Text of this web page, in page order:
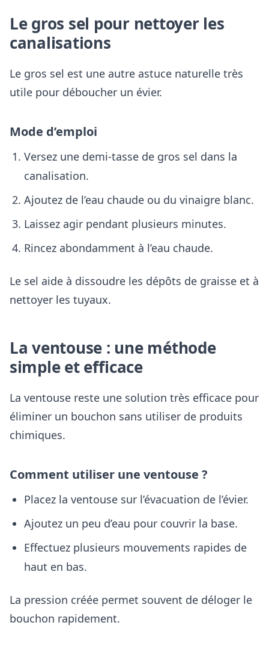
Le gros sel pour nettoyer les
canalisations
Le gros sel est une autre astuce naturelle très
utile pour déboucher un évier.
Mode d’emploi
Versez une demi-tasse de gros sel dans la
canalisation.
Ajoutez de l’eau chaude ou du vinaigre blanc.
Laissez agir pendant plusieurs minutes.
Rincez abondamment à l’eau chaude.
Le sel aide à dissoudre les dépôts de graisse et à
nettoyer les tuyaux.
La ventouse : une méthode
simple et efficace
La ventouse reste une solution très efficace pour
éliminer un bouchon sans utiliser de produits
chimiques.
Comment utiliser une ventouse ?
Placez la ventouse sur l’évacuation de l’évier.
Ajoutez un peu d’eau pour couvrir la base.
Effectuez plusieurs mouvements rapides de
haut en bas.
La pression créée permet souvent de déloger le
bouchon rapidement.